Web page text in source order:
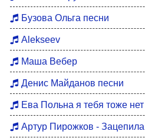
Бузова Ольга песни
Alekseev
Маша Вебер
Денис Майданов песни
Ева Польна я тебя тоже нет
Артур Пирожков - Зацепила